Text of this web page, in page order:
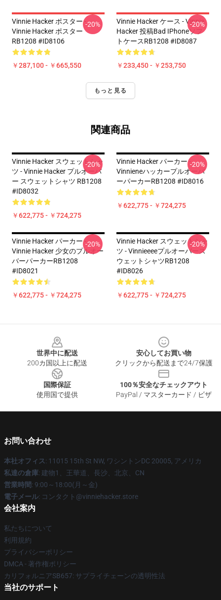
Vinnie Hacker ポスター -
Vinnie Hacker ポスター
RB1208 #ID8106
￥287,100 - ￥665,550
-20%
Vinnie Hacker ケース - Vinnie
Hacker 投稿bad IPhoneソフ
トケースRB1208 #ID8087
￥233,450 - ￥253,750
-20%
もっと見る
関連商品
Vinnie Hacker スウェットシャ
ツ - Vinnie Hacker プルオーバ
ー スウェットシャツ RB1208
#ID8032
￥622,775 - ￥724,275
-20%
Vinnie Hacker パーカー -
Vinnieneハッカープルオーバ
ーパーカーRB1208 #ID8016
￥622,775 - ￥724,275
-20%
Vinnie Hacker パーカー -
Vinnie Hacker 少女のプルオー
バーパーカーRB1208
#ID8021
￥622,775 - ￥724,275
-20%
Vinnie Hacker スウェットシャ
ツ - Vinnieeeeプルオーバース
ウェットシャツRB1208
#ID8026
￥622,775 - ￥724,275
-20%
世界中に配送
200カ国以上に配送
安心してお買い物
クリックから配送まで24/7保護
国際保証
使用国で提供
100％安全なチェックアウト
PayPal / マスターカード / ビザ
お問い合わせ
本社オフィス: 11015 15th St NW, ワシントンDC 20005, アメリカ
私達の倉庫: 建物1、王華道、長沙、北京、CN
営業時間: 9:00～18:00(月～金)
電子メール: コンタクト@vinniehacker.store
会社案内
私たちについて
利用規約
プライバシーポリシー
DMCA - 著作権ポリシー
カリフォルニアSB657: サプライチェーンの透明性法
当社のサポート